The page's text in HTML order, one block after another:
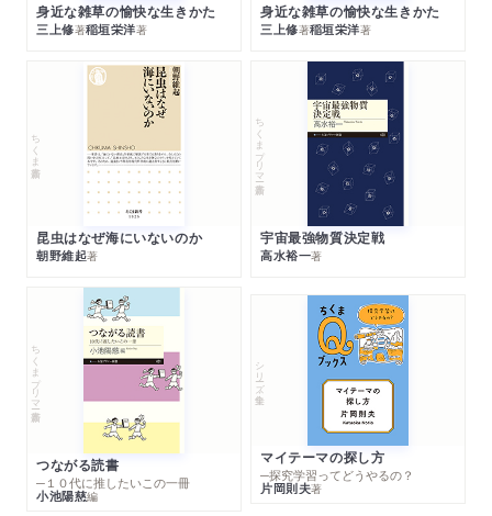
身近な雑草の愉快な生きかた
三上修著稲垣栄洋著
身近な雑草の愉快な生きかた
三上修著稲垣栄洋著
ちくま新書
昆虫はなぜ海にいないのか
朝野維起著
ちくまプリマー新書
宇宙最強物質決定戦
高水裕一著
ちくまプリマー新書
つながる読書
─１０代に推したいこの一冊
小池陽慈編
シリーズ・全集
マイテーマの探し方
─探究学習ってどうやるの？
片岡則夫著